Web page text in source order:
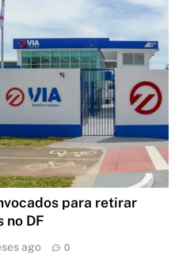
para retirar
no DF
ago 0